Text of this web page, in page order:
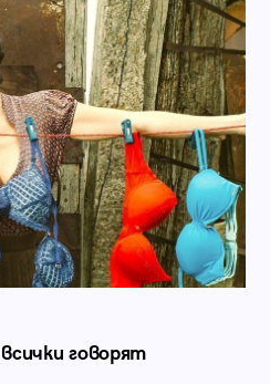
говорят